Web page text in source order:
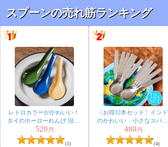
スプーンの売れ筋ランキング
レトロカラーがかわいい！
タイのホーローれんげ 琺瑯
Rabbit ブランド スプーン
520 円
(1)
〔お得12本セット〕インド
のかわいい 小さなスパイ
ススプーン 約10.8cm ミニ
デザートスプーン
480 円
(4)